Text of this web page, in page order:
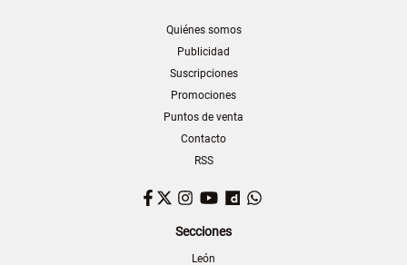
Quiénes somos
Publicidad
Suscripciones
Promociones
Puntos de venta
Contacto
RSS
Facebook
TwitterInstagram
YouTubeDailymotion
Secciones
León